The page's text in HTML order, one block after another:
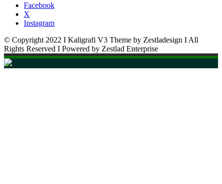
Facebook
X
Instagram
© Copyright 2022 I Kaligrafi V3 Theme by Zestladesign I All
Rights Reserved I Powered by Zestlad Enterprise